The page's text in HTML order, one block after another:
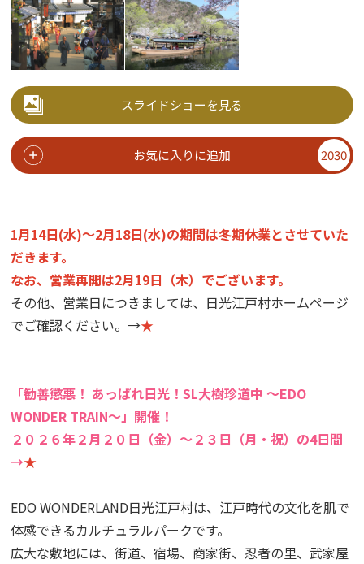
スライドショーを見る
お気に入りに追加 2030
1月14日(水)～2月18日(水)の期間は冬期休業とさせていた
だきます。
なお、営業再開は2月19日（木）でございます。
その他、営業日につきましては、日光江戸村ホームページ
でご確認ください。→★
「勧善懲悪！ あっぱれ日光！SL大樹珍道中 ～EDO
WONDER TRAIN～」開催！
２０２６年２月２０日（金）～２３日（月・祝）の4日間
→★
EDO WONDERLAND日光江戸村は、江戸時代の文化を肌で
体感できるカルチュラルパークです。
広大な敷地には、街道、宿場、商家街、忍者の里、武家屋